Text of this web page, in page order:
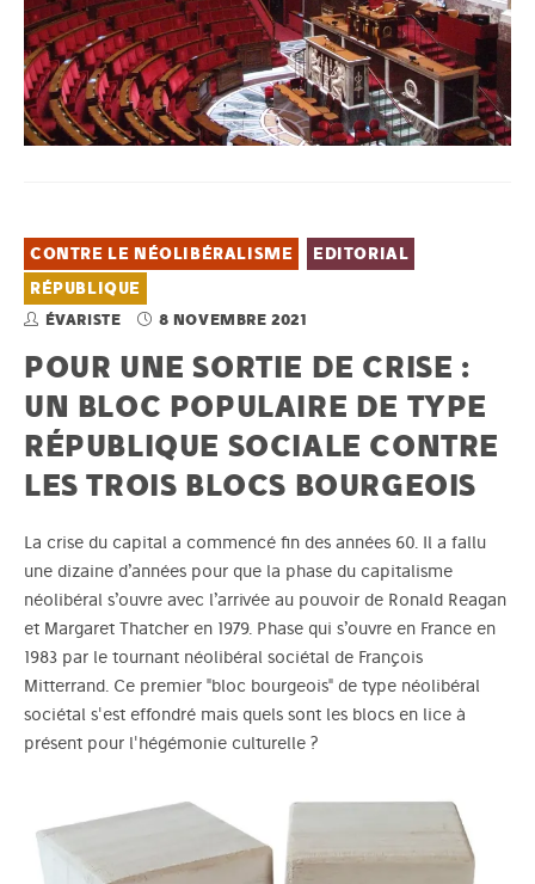
CONTRE LE NÉOLIBÉRALISME
EDITORIAL
RÉPUBLIQUE
ÉVARISTE 8 NOVEMBRE 2021
POUR UNE SORTIE DE CRISE :
UN BLOC POPULAIRE DE TYPE
RÉPUBLIQUE SOCIALE CONTRE
LES TROIS BLOCS BOURGEOIS
La crise du capital a commencé fin des années 60. Il a fallu
une dizaine d’années pour que la phase du capitalisme
néolibéral s’ouvre avec l’arrivée au pouvoir de Ronald Reagan
et Margaret Thatcher en 1979. Phase qui s’ouvre en France en
1983 par le tournant néolibéral sociétal de François
Mitterrand. Ce premier "bloc bourgeois" de type néolibéral
sociétal s'est effondré mais quels sont les blocs en lice à
présent pour l'hégémonie culturelle ?